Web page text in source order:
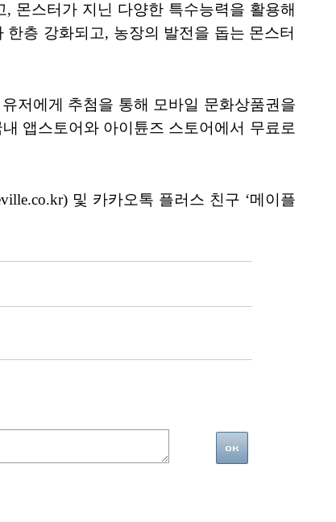
, 몬스터가 지닌 다양한 특수능력을 활용해
층 강화되고, 농장의 발전을 돕는 몬스터
저에게 추첨을 통해 모바일 문화상품권을
앱스토어와 아이튠즈 스토어에서 무료로
및 카카오톡 플러스 친구 ‘메이플